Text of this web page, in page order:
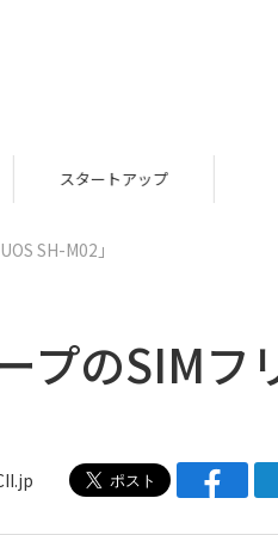
スタートアップ
SH-M02」
プのSIMフ